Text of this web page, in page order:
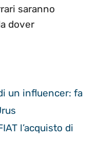
saranno
dover
un influencer: fa
l’acquisto di